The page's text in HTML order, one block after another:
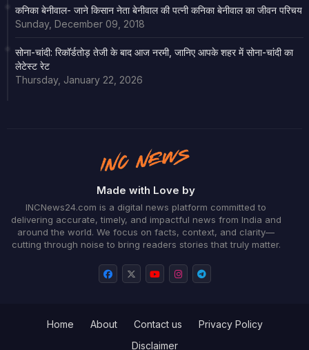
कनिका बेनीवाल- जाने किसान नेता बेनीवाल की पत्नी कनिका बेनीवाल का जीवन परिचय
Sunday, December 09, 2018
सोना-चांदी: रिकॉर्डतोड़ तेजी के बाद आज नरमी, जानिए आपके शहर में सोना-चांदी का
लेटेस्ट रेट
Thursday, January 22, 2026
Made with Love by
INCNews24.com is a digital news platform committed to
delivering accurate, timely, and impactful news from India and
around the world. We focus on facts, context, and clarity—
cutting through noise to bring readers stories that truly matter.
Home About Contact us
Privacy Policy
Disclaimer